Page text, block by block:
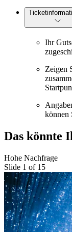
Ihr
Zeigen
können
Das könnte
Hohe Nachfrage
Slide 1 of 15